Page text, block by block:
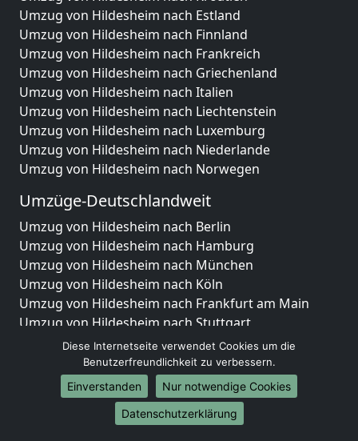
Umzug von Hildesheim nach Estland
Umzug von Hildesheim nach Finnland
Umzug von Hildesheim nach Frankreich
Umzug von Hildesheim nach Griechenland
Umzug von Hildesheim nach Italien
Umzug von Hildesheim nach Liechtenstein
Umzug von Hildesheim nach Luxemburg
Umzug von Hildesheim nach Niederlande
Umzug von Hildesheim nach Norwegen
Umzüge-Deutschlandweit
Umzug von Hildesheim nach Berlin
Umzug von Hildesheim nach Hamburg
Umzug von Hildesheim nach München
Umzug von Hildesheim nach Köln
Umzug von Hildesheim nach Frankfurt am Main
Umzug von Hildesheim nach Stuttgart
Umzug von Hildesheim nach Düsseldorf
Umzug von Hildesheim nach Leipzig
Umzug von Hildesheim nach Dortmund
Umzug von Hildesheim nach Essen
Umzug von Hildesheim nach Bremen
Diese Internetseite verwendet Cookies um die
Benutzerfreundlichkeit zu verbessern.
Einverstanden
Nur notwendige Cookies
Datenschutzerklärung